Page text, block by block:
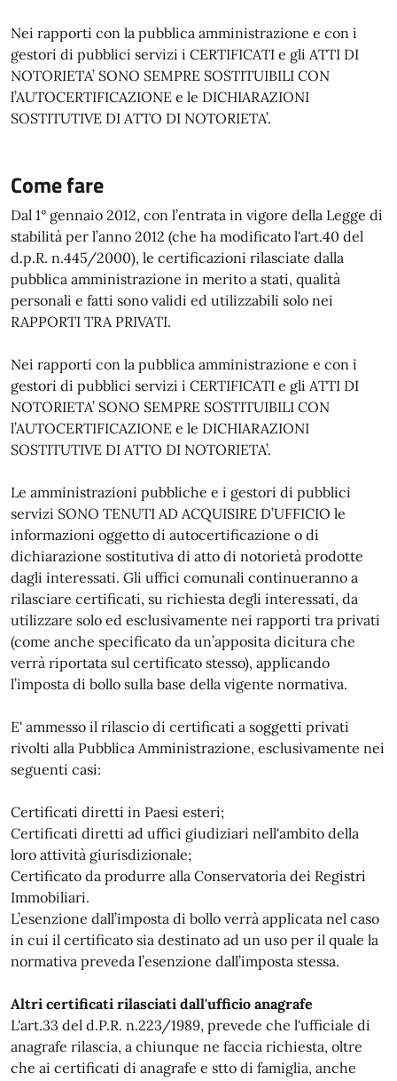
Nei rapporti con la pubblica amministrazione e con i
gestori di pubblici servizi i CERTIFICATI e gli ATTI DI
NOTORIETA’ SONO SEMPRE SOSTITUIBILI CON
l’AUTOCERTIFICAZIONE e le DICHIARAZIONI
SOSTITUTIVE DI ATTO DI NOTORIETA’.
Come fare
Dal 1° gennaio 2012, con l’entrata in vigore della Legge di
stabilità per l’anno 2012 (che ha modificato l'art.40 del
d.p.R. n.445/2000), le certificazioni rilasciate dalla
pubblica amministrazione in merito a stati, qualità
personali e fatti sono validi ed utilizzabili solo nei
RAPPORTI TRA PRIVATI.
Nei rapporti con la pubblica amministrazione e con i
gestori di pubblici servizi i CERTIFICATI e gli ATTI DI
NOTORIETA’ SONO SEMPRE SOSTITUIBILI CON
l’AUTOCERTIFICAZIONE e le DICHIARAZIONI
SOSTITUTIVE DI ATTO DI NOTORIETA’.
Le amministrazioni pubbliche e i gestori di pubblici
servizi SONO TENUTI AD ACQUISIRE D’UFFICIO le
informazioni oggetto di autocertificazione o di
dichiarazione sostitutiva di atto di notorietà prodotte
dagli interessati. Gli uffici comunali continueranno a
rilasciare certificati, su richiesta degli interessati, da
utilizzare solo ed esclusivamente nei rapporti tra privati
(come anche specificato da un’apposita dicitura che
verrà riportata sul certificato stesso), applicando
l’imposta di bollo sulla base della vigente normativa.
E' ammesso il rilascio di certificati a soggetti privati
rivolti alla Pubblica Amministrazione, esclusivamente nei
seguenti casi:
Certificati diretti in Paesi esteri;
Certificati diretti ad uffici giudiziari nell'ambito della
loro attività giurisdizionale;
Certificato da produrre alla Conservatoria dei Registri
Immobiliari.
L’esenzione dall’imposta di bollo verrà applicata nel caso
in cui il certificato sia destinato ad un uso per il quale la
normativa preveda l’esenzione dall’imposta stessa.
Altri certificati rilasciati dall'ufficio anagrafe
L'art.33 del d.P.R. n.223/1989, prevede che l'ufficiale di
anagrafe rilascia, a chiunque ne faccia richiesta, oltre
che ai certificati di anagrafe e stto di famiglia, anche